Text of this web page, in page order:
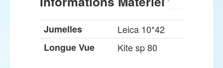
Jumelles
Leica 10*42
Longue Vue
Kite sp 80